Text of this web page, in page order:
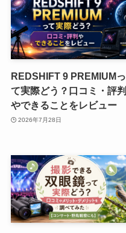
REDSHIFT 9 PREMIUMっ
て実際どう？口コミ・評判
やできることをレビュー
2026年7月28日